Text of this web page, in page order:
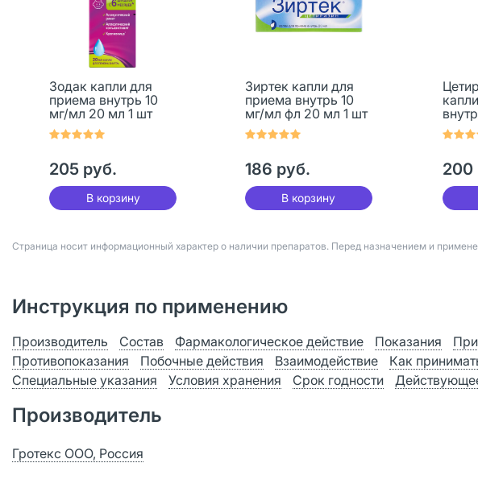
Зодак капли для
приема внутрь 10
мг/мл 20 мл 1 шт
205 руб.
В корзину
Зиртек капли для
приема внутрь 10
мг/мл фл 20 мл 1 шт
186 руб.
В корзину
мл 1
200
Страница носит информационный характер о наличии препаратов. Перед назначением и
Инструкция по применению
Производитель Состав Фармакологическое действие Показания
Противопоказания
Побочные действия Взаимодействие Как
Специальные указания
Условия хранения Срок годности
Производитель
Гротекс ООО, Россия